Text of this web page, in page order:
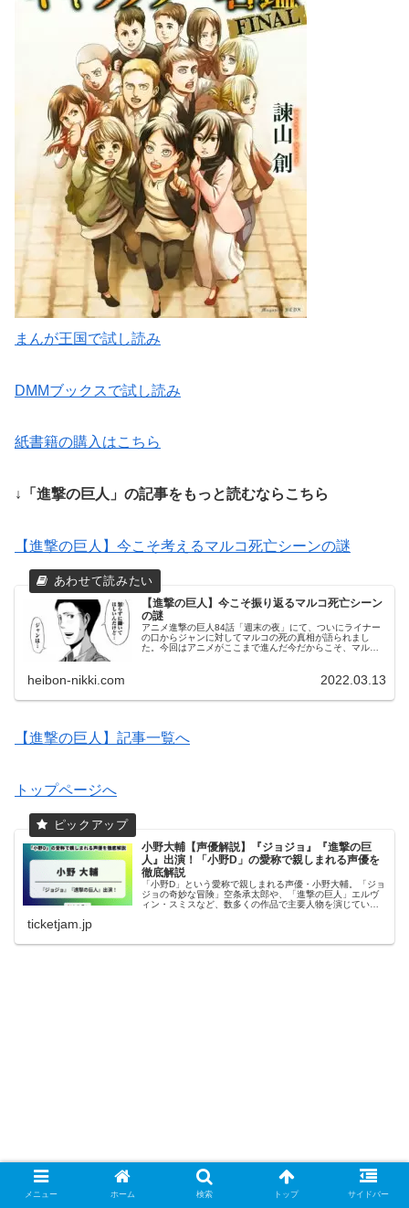
まんが王国で試し読み
DMMブックスで試し読み
紙書籍の購入はこちら
↓「進撃の巨人」の記事をもっと読むならこちら
【進撃の巨人】今こそ考えるマルコ死亡シーンの謎
【進撃の巨人】今こそ振り返るマルコ死亡シーン
の謎
アニメ進撃の巨人84話「週末の夜」にて、ついにライナー
の口からジャンに対してマルコの死の真相が語られまし
た。今回はアニメがここまで進んだ今だからこそ、マル
heibon-nikki.com 2022.03.13
【進撃の巨人】記事一覧へ
トップページへ
小野大輔【声優解説】『ジョジョ』『進撃の巨
人』出演！「小野D」の愛称で親しまれる声優を
徹底解説
「小野D」という愛称で親しまれる声優・小野大輔。「ジョ
ジョの奇妙な冒険」空条承太郎や、「進撃の巨人」エルヴ
ィン・スミスなど、数多くの作品で主要人物を演じていま
ticketjam.jp
メニュー ホーム 検索 トップ サイドバー